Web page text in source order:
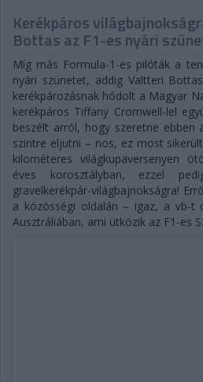
Kerékpáros
Bottas az F1-es nyári
Míg más Formula-1-es pilóták a
nyári szünetet, addig Valtteri
kerékpározásnak hódolt a Magyar
kerékpáros Tiffany Cromwell-lel
beszélt arról, hogy szeretne ebben
szintre eljutni – nos, ez most
kilométeres világkupaversenyen
éves korosztályban, ezzel
gravelkerékpár-világbajnokságra!
a közösségi oldalán – igaz, a vb-t
Ausztráliában, ami ütközik az F1-es